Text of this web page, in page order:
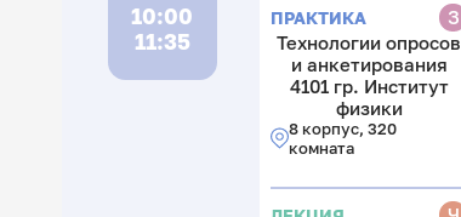
10:00
11:35
ПРАКТИКА
З
Технологии опросов
и анкетирования
4101 гр. Институт
физики
8 корпус, 320
комната